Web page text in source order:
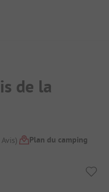
de la
Avis) Plan du camping